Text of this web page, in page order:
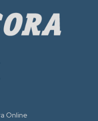
Online